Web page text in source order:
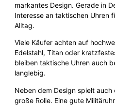
markantes Design. Gerade in
Interesse an taktischen Uhren
Alltag.
Viele Käufer achten auf
Edelstahl, Titan oder
bleiben taktische Uhren auch
langlebig.
Neben dem Design spielt
große Rolle. Eine gute